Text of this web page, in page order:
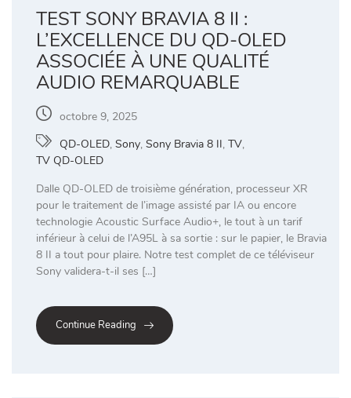
TEST SONY BRAVIA 8 II :
L’EXCELLENCE DU QD-OLED
ASSOCIÉE À UNE QUALITÉ
AUDIO REMARQUABLE
octobre 9, 2025
QD-OLED, Sony, Sony Bravia 8 II, TV,
TV QD-OLED
Dalle QD-OLED de troisième génération, processeur XR
pour le traitement de l’image assisté par IA ou encore
technologie Acoustic Surface Audio+, le tout à un tarif
inférieur à celui de l’A95L à sa sortie : sur le papier, le Bravia
8 II a tout pour plaire. Notre test complet de ce téléviseur
Sony validera-t-il ses […]
Continue Reading